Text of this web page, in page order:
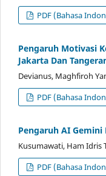
PDF (Bahasa
Pengaruh Motivasi
Jakarta Dan
Devianus, Maghfiroh
PDF (Bahasa
Pengaruh AI
Kusumawati, Ham Idris
PDF (Bahasa